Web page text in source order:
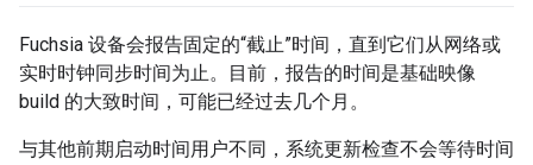
Fuchsia 设备会报告固定的“截止”时间，直到它们从网络或
实时时钟同步时间为止。目前，报告的时间是基础映像
build 的大致时间，可能已经过去几个月。
与其他前期启动时间用户不同，系统更新检查不会等待时间